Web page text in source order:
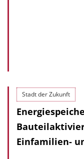
Stadt der Zukunft
Einfamilien-